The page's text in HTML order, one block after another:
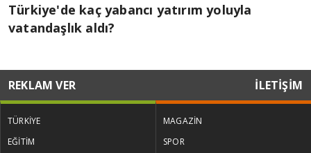
Türkiye'de kaç yabancı yatırım yoluyla
vatandaşlık aldı?
REKLAM VER İLETİŞİM
TÜRKİYE
EĞİTİM
MAGAZİN
SPOR